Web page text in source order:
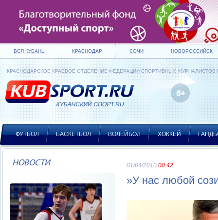
ВСЯ КУБАНЬ КРАСНОДАР СОЧИ НОВОРОССИЙСК
КРАСНОДАРСКОЕ КРАЕВОЕ ОТДЕЛЕНИЕ ФЕДЕРАЦИИ СПОРТИВНЫХ ЖУРНАЛИСТОВ
ФУТБОЛ БАСКЕТБОЛ ВОЛЕЙБОЛ ХОККЕЙ
НОВОСТИ 01/04/2010 00:42
»У нас любой